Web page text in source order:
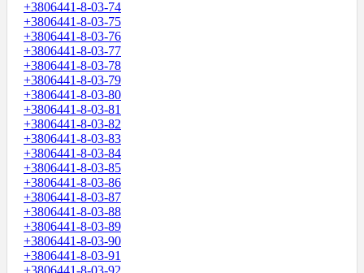
+3806441-8-03-74
+3806441-8-03-75
+3806441-8-03-76
+3806441-8-03-77
+3806441-8-03-78
+3806441-8-03-79
+3806441-8-03-80
+3806441-8-03-81
+3806441-8-03-82
+3806441-8-03-83
+3806441-8-03-84
+3806441-8-03-85
+3806441-8-03-86
+3806441-8-03-87
+3806441-8-03-88
+3806441-8-03-89
+3806441-8-03-90
+3806441-8-03-91
+3806441-8-03-92